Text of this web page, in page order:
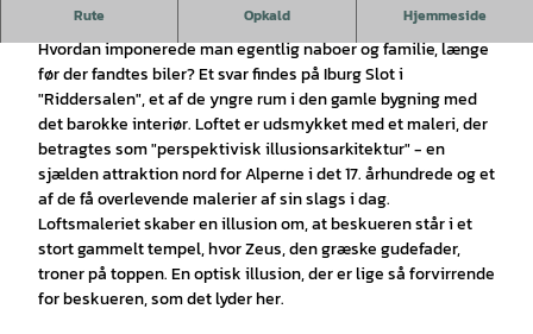
Rute Opkald Hjemmeside
Borg Iburg: 73 løbere og en dronning
Hvordan imponerede man egentlig naboer og familie, længe
før der fandtes biler? Et svar findes på Iburg Slot i
"Riddersalen", et af de yngre rum i den gamle bygning med
det barokke interiør. Loftet er udsmykket med et maleri, der
betragtes som "perspektivisk illusionsarkitektur" - en
sjælden attraktion nord for Alperne i det 17. århundrede og et
af de få overlevende malerier af sin slags i dag.
Loftsmaleriet skaber en illusion om, at beskueren står i et
stort gammelt tempel, hvor Zeus, den græske gudefader,
troner på toppen. En optisk illusion, der er lige så forvirrende
for beskueren, som det lyder her.